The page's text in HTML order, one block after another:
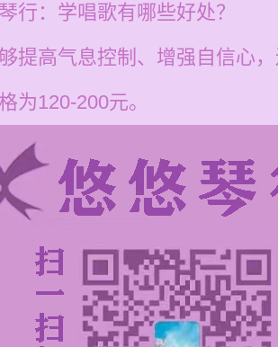
行：学唱歌有哪些好处？
提高气息控制、增强自信心
为120-200元。